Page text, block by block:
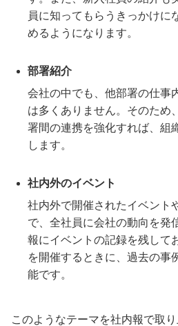
員に知ってもらうきっかけに
めるようになります。
部署紹介
会社の中でも、他部署の仕事
は多くありません。そのため
署間の連携を強化すれば、組
します。
社内外のイベント
社内外で開催されたイベント
で、全社員に会社の動向を発
報にイベントの記録を残して
を開催するときに、過去の事
能です。
このようなテーマを社内報で取